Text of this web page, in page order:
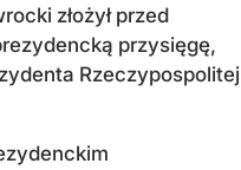
złożył przed
przysięgę,
Rzeczypospolitej